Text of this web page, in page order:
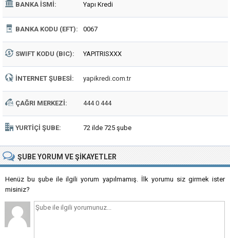
BANKA İSMI: Yapı Kredi
BANKA KODU (EFT): 0067
SWIFT KODU (BIC): YAPITRISXXX
İNTERNET ŞUBESI: yapikredi.com.tr
ÇAĞRI MERKEZI: 444 0 444
YURTIÇI ŞUBE: 72 ilde 725 şube
ŞUBEYORUM VE ŞIKAYETLER
Henüz bu şube ile ilgili yorum yapılmamış. İlk yorumu siz girmek ister
misiniz?